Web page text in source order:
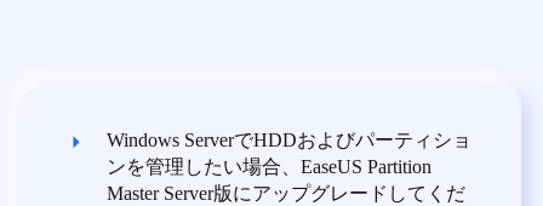
Windows ServerでHDDおよびパーティショ
ンを管理したい場合、EaseUS Partition
Master Server版にアップグレードしてくだ